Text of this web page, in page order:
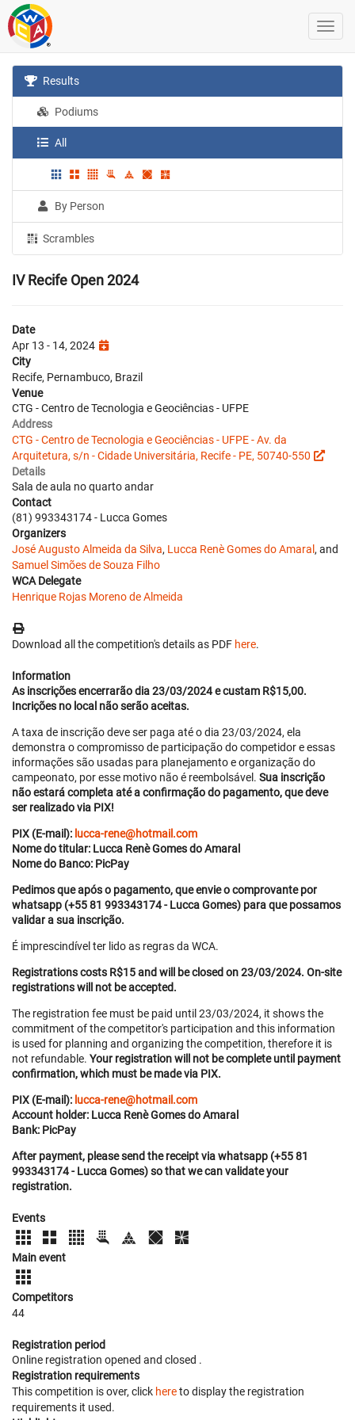
Results
Podiums
All
By Person
Scrambles
IV Recife Open 2024
Date
Apr 13 - 14, 2024
City
Recife, Pernambuco, Brazil
Venue
CTG - Centro de Tecnologia e Geociências - UFPE
Address
CTG - Centro de Tecnologia e Geociências - UFPE - Av. da
Arquitetura, s/n - Cidade Universitária, Recife - PE, 50740-550
Details
Sala de aula no quarto andar
Contact
(81) 993343174 - Lucca Gomes
Organizers
José Augusto Almeida da Silva, Lucca Renè Gomes do Amaral, and
Samuel Simões de Souza Filho
WCA Delegate
Henrique Rojas Moreno de Almeida
Download all the competition's details as PDF here.
Information
As inscrições encerrarão dia 23/03/2024 e custam R$15,00.
Incrições no local não serão aceitas.
A taxa de inscrição deve ser paga até o dia 23/03/2024, ela
demonstra o compromisso de participação do competidor e essas
informações são usadas para planejamento e organização do
campeonato, por esse motivo não é reembolsável. Sua inscrição
não estará completa até a confirmação do pagamento, que deve
ser realizado via PIX!
PIX (E-mail): lucca-rene@hotmail.com
Nome do titular: Lucca Renè Gomes do Amaral
Nome do Banco: PicPay
Pedimos que após o pagamento, que envie o comprovante por
whatsapp (+55 81 993343174 - Lucca Gomes) para que possamos
validar a sua inscrição.
É imprescindível ter lido as regras da WCA.
Registrations costs R$15 and will be closed on 23/03/2024. On-site
registrations will not be accepted.
The registration fee must be paid until 23/03/2024, it shows the
commitment of the competitor's participation and this information
is used for planning and organizing the competition, therefore it is
not refundable. Your registration will not be complete until payment
confirmation, which must be made via PIX.
PIX (E-mail): lucca-rene@hotmail.com
Account holder: Lucca Renè Gomes do Amaral
Bank: PicPay
After payment, please send the receipt via whatsapp (+55 81
993343174 - Lucca Gomes) so that we can validate your
registration.
Events
Main event
Competitors
44
Registration period
Online registration opened and closed .
Registration requirements
This competition is over, click hereto display the registration
requirements it used.